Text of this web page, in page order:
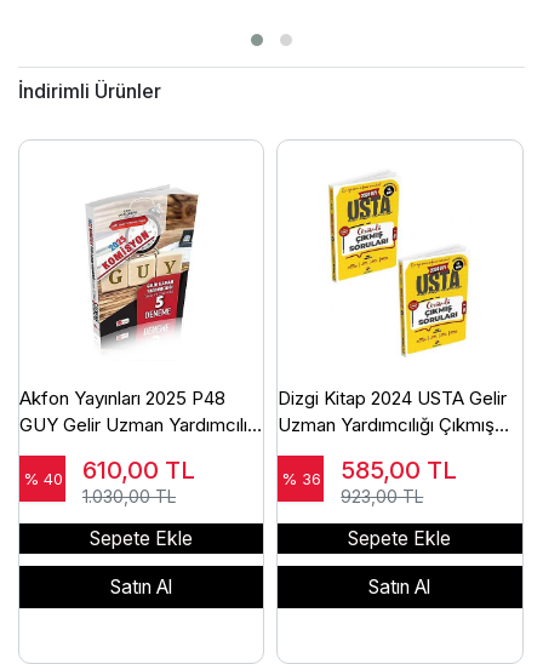
İndirimli Ürünler
Akfon Yayınları 2025 P48
GUY Gelir Uzman Yardımcılığı
Çözümlü 5 Deneme
% 40 610,00 TL
1.030,00 TL
Sepete Ekle
Satın Al
Dizgi Kitap 2024 USTA Gelir
Uzman Yardımcılığı Çıkmış
Sınav Soruları
% 36 585,00 TL
923,00 TL
Sepete Ekle
Satın Al